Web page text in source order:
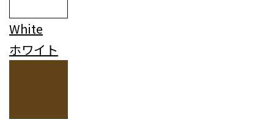
White
ホワイト